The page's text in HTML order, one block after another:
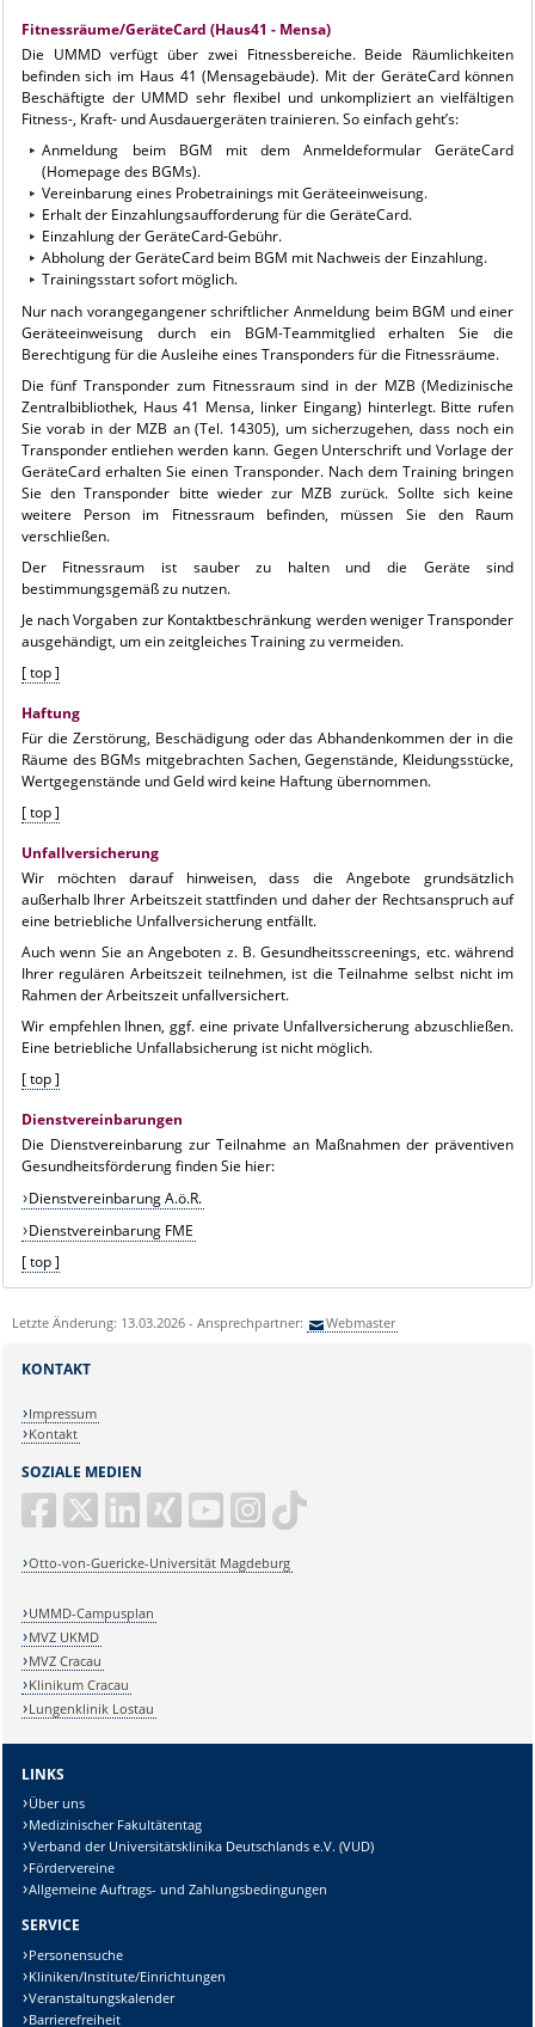
Fitnessräume/GeräteCard (Haus41 - Mensa)
Die UMMD verfügt über zwei Fitnessbereiche. Beide Räumlichkeiten
befinden sich im Haus 41 (Mensagebäude). Mit der GeräteCard können
Beschäftigte der UMMD sehr flexibel und unkompliziert an vielfältigen
Fitness-, Kraft- und Ausdauergeräten trainieren. So einfach geht’s:
Anmeldung beim BGM mit dem Anmeldeformular GeräteCard
(Homepage des BGMs).
Vereinbarung eines Probetrainings mit Geräteeinweisung.
Erhalt der Einzahlungsaufforderung für die GeräteCard.
Einzahlung der GeräteCard-Gebühr.
Abholung der GeräteCard beim BGM mit Nachweis der Einzahlung.
Trainingsstart sofort möglich.
Nur nach vorangegangener schriftlicher Anmeldung beim BGM und einer
Geräteeinweisung durch ein BGM-Teammitglied erhalten Sie die
Berechtigung für die Ausleihe eines Transponders für die Fitnessräume.
Die fünf Transponder zum Fitnessraum sind in der MZB (Medizinische
Zentralbibliothek, Haus 41 Mensa, linker Eingang) hinterlegt. Bitte rufen
Sie vorab in der MZB an (Tel. 14305), um sicherzugehen, dass noch ein
Transponder entliehen werden kann. Gegen Unterschrift und Vorlage der
GeräteCard erhalten Sie einen Transponder. Nach dem Training bringen
Sie den Transponder bitte wieder zur MZB zurück. Sollte sich keine
weitere Person im Fitnessraum befinden, müssen Sie den Raum
verschließen.
Der Fitnessraum ist sauber zu halten und die Geräte sind
bestimmungsgemäß zu nutzen.
Je nach Vorgaben zur Kontaktbeschränkung werden weniger Transponder
ausgehändigt, um ein zeitgleiches Training zu vermeiden.
[ top ]
Haftung
Für die Zerstörung, Beschädigung oder das Abhandenkommen der in die
Räume des BGMs mitgebrachten Sachen, Gegenstände, Kleidungsstücke,
Wertgegenstände und Geld wird keine Haftung übernommen.
[ top ]
Unfallversicherung
Wir möchten darauf hinweisen, dass die Angebote grundsätzlich
außerhalb Ihrer Arbeitszeit stattfinden und daher der Rechtsanspruch auf
eine betriebliche Unfallversicherung entfällt.
Auch wenn Sie an Angeboten z. B. Gesundheitsscreenings, etc. während
Ihrer regulären Arbeitszeit teilnehmen, ist die Teilnahme selbst nicht im
Rahmen der Arbeitszeit unfallversichert.
Wir empfehlen Ihnen, ggf. eine private Unfallversicherung abzuschließen.
Eine betriebliche Unfallabsicherung ist nicht möglich.
[ top ]
Dienstvereinbarungen
Die Dienstvereinbarung zur Teilnahme an Maßnahmen der präventiven
Gesundheitsförderung finden Sie hier:
Dienstvereinbarung A.ö.R.
Dienstvereinbarung FME
[ top ]
Letzte Änderung: 13.03.2026 - Ansprechpartner: Webmaster
SOZIALE MEDIEN
Otto-von-Guericke-Universität Magdeburg
KONTAKT
Impressum
Kontakt
UMMD-Campusplan
MVZ UKMD
MVZ Cracau
Klinikum Cracau
Lungenklinik Lostau
LINKS
Über uns
Medizinischer Fakultätentag
Verband der Universitätsklinika Deutschlands e.V. (VUD)
Fördervereine
Allgemeine Auftrags- und Zahlungsbedingungen
SERVICE
Personensuche
Kliniken/Institute/Einrichtungen
Veranstaltungskalender
Barrierefreiheit